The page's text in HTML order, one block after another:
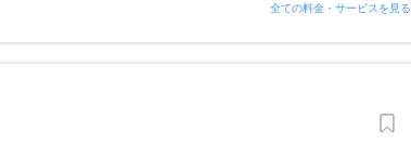
全ての料金・サービスを見る